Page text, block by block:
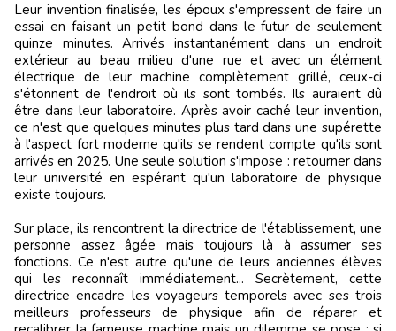
Leur invention finalisée, les époux s'empressent de faire un
essai en faisant un petit bond dans le futur de seulement
quinze minutes. Arrivés instantanément dans un endroit
extérieur au beau milieu d'une rue et avec un élément
électrique de leur machine complètement grillé, ceux-ci
s'étonnent de l'endroit où ils sont tombés. Ils auraient dû
être dans leur laboratoire. Après avoir caché leur invention,
ce n'est que quelques minutes plus tard dans une supérette
à l'aspect fort moderne qu'ils se rendent compte qu'ils sont
arrivés en 2025. Une seule solution s'impose : retourner dans
leur université en espérant qu'un laboratoire de physique
existe toujours.
Sur place, ils rencontrent la directrice de l'établissement, une
personne assez âgée mais toujours là à assumer ses
fonctions. Ce n'est autre qu'une de leurs anciennes élèves
qui les reconnaît immédiatement... Secrètement, cette
directrice encadre les voyageurs temporels avec ses trois
meilleurs professeurs de physique afin de réparer et